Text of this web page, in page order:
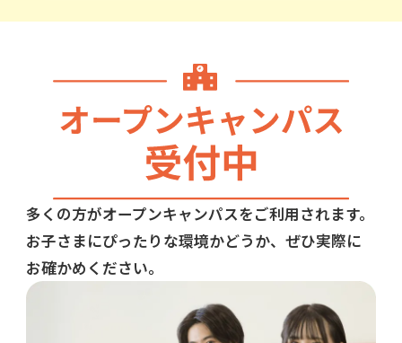
多くの方がオープンキャンパスをご利用されます。
お子さまにぴったりな環境かどうか、ぜひ実際に
お確かめください。